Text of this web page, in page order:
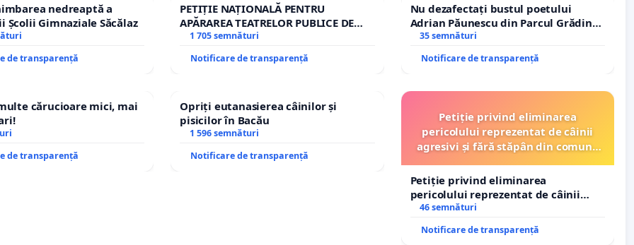
nedreaptă a
Școlii Gimnaziale Săcălaz
de transparență
PETIȚIE NAȚIONALĂ PENTRU
APĂRAREA TEATRELOR PUBLICE DE
REPERTORIU DIN ROMÂNIA
1 705 semnături
Notificare de transparență
Nu dezafectați bustul poetului
Adrian Păunescu din Parcul Grădina
Icoanei! Stop cenzurii culturale!
35 semnături
Notificare de transparență
cărucioare mici, mai
de transparență
Opriți eutanasierea câinilor și
pisicilor în Bacău
1 596 semnături
Notificare de transparență
Petiție privind eliminarea
pericolului reprezentat de câinii
agresivi și fără stăpân din comuna
Petiție privind eliminarea
pericolului reprezentat de câinii
agresivi și fără stăpân din comuna
46 semnături
Notificare de transparență